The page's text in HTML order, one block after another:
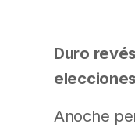
Duro
Anoche